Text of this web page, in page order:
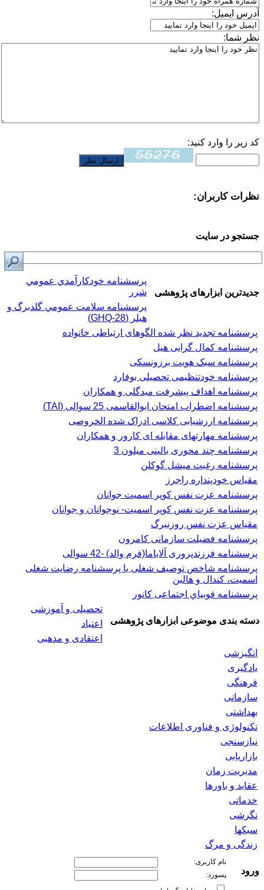
آدرس ایمیل:
نظر شما:
کد زیر را وارد کنید:
نظرات کاربران:
جستجو در سایت
جدیدترین ابزارهای پژوهشی
پرسشنامه خودكارآمدي عمومي
شرر
پرسشنامه سلامت عمومي گلدبرگ و
هیلر (GHQ-28)
پرسشنامه تجدید نظر شده الگوهای ارتباطی خانواده
پرسشنامه کمال گرایی هیل
پرسشنامه سبک هویت برزونسکی
پرسشنامه خودتنظیمی تحصیلی بوفارد
پرسشنامه اهداف پیشرفت میدگلی و همکاران
پرسشنامه اضطراب امتحان ابوالقاسمی 25 سوالی (TAI)
پرسشنامه ارزشیابی کلاسی ادراک شده الخروصی
پرسشنامه مهارتهای مقابله ای کارور و همکاران
پرسشنامه چند محوری بالینی میلون 3
پرسشنامه رغبت ميشل گوكلن
مقیاس خودپنداره راجرز
پرسشنامه عزت نفس كوپر اسميت جوانان
پرسشنامه عزت نفس کوپر اسمیت- نوجوانان و جوانان
مقیاس عزت نفس روزنبرگ
پرسشنامه فضیلت سازمانی کامرون
پرسشنامه فرزندپروری آلاباما(فرم والد) -42 سوالی
پرسشنامه شاخص توصیف شغلی یا پرسشنامه رضایت شغلی
اسميت، كندال و هالين
پرسشنامه فوبياي اجتماعی کانور
دسته بندی موضوعی ابزارهای پژوهشی
تحصیلی و آموزشی
اعتیاد
اعتقادی و مذهبی
انگیزشی
یادگیری
فرهنگی
سازمانی
بهداشتی
تکنولوژی و فناوری اطلاعات
نیازسنجی
بازاریابی
مدیریت زمان
عقاید و باورها
خدماتی
نگرشی
سبکها
زندگی و مرگ
ورود
نام کاربری:
پسورد: